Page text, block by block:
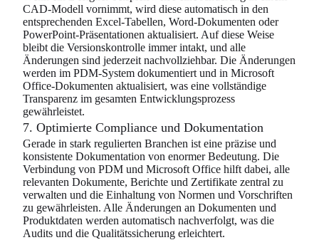
CAD-Modell vornimmt, wird diese automatisch in den
entsprechenden Excel-Tabellen, Word-Dokumenten oder
PowerPoint-Präsentationen aktualisiert. Auf diese Weise
bleibt die Versionskontrolle immer intakt, und alle
Änderungen sind jederzeit nachvollziehbar. Die Änderungen
werden im PDM-System dokumentiert und in Microsoft
Office-Dokumenten aktualisiert, was eine vollständige
Transparenz im gesamten Entwicklungsprozess
gewährleistet.
7. Optimierte Compliance und Dokumentation
Gerade in stark regulierten Branchen ist eine präzise und
konsistente Dokumentation von enormer Bedeutung. Die
Verbindung von PDM und Microsoft Office hilft dabei, alle
relevanten Dokumente, Berichte und Zertifikate zentral zu
verwalten und die Einhaltung von Normen und Vorschriften
zu gewährleisten. Alle Änderungen an Dokumenten und
Produktdaten werden automatisch nachverfolgt, was die
Audits und die Qualitätssicherung erleichtert.